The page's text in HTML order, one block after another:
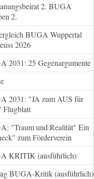
2. BUGA
2.
BUGA Wuppertal
2026
2031: 25 Gegenargumente
2031: "JA zum AUS für
Flugblatt
"Traum und Realität" Ein
zum Förderverein
KRITIK (ausführlich)
BUGA-Kritik (ausführlich)